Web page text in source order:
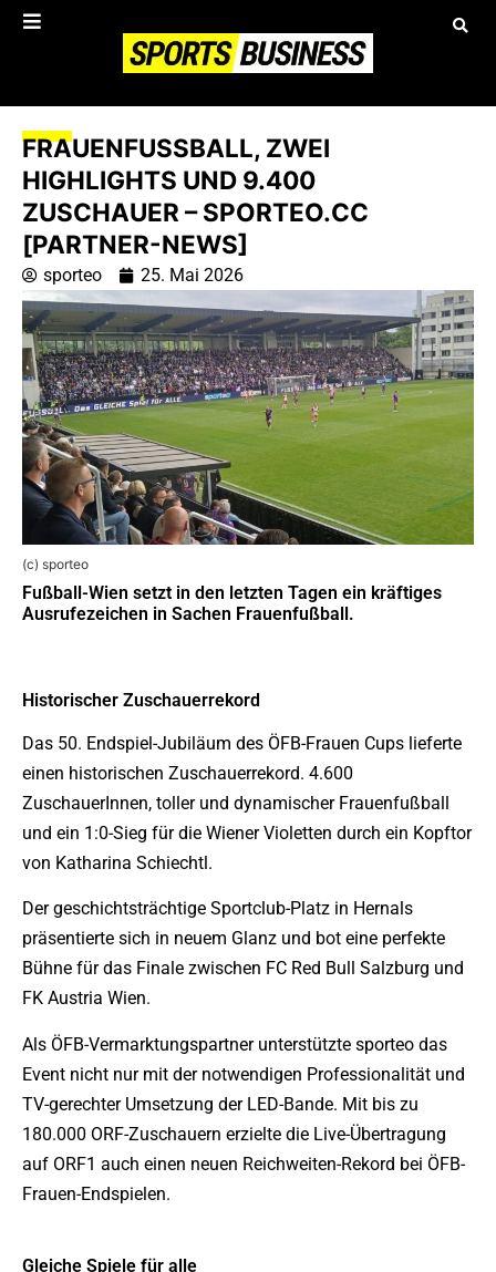
FRAUENFUSSBALL, ZWEI H
IGHLIGHTS UND 9.400 Z
USCHAUER – SPORTEO.CC [
PARTNER-NEWS]
sporteo 25. Mai 2026
(c) sporteo
Fußball-Wien setzt in den letzten Tagen ein kräftiges
Ausrufezeichen in Sachen Frauenfußball.
Historischer Zuschauerrekord
Das 50. Endspiel-Jubiläum des ÖFB-Frauen Cups lieferte
einen historischen Zuschauerrekord. 4.600
ZuschauerInnen, toller und dynamischer Frauenfußball
und ein 1:0-Sieg für die Wiener Violetten durch ein Kopftor
von Katharina Schiechtl.
Der geschichtsträchtige Sportclub-Platz in Hernals
präsentierte sich in neuem Glanz und bot eine perfekte
Bühne für das Finale zwischen FC Red Bull Salzburg und
FK Austria Wien.
Als ÖFB-Vermarktungspartner unterstützte sporteo das
Event nicht nur mit der notwendigen Professionalität und
TV-gerechter Umsetzung der LED-Bande. Mit bis zu
180.000 ORF-Zuschauern erzielte die Live-Übertragung
auf ORF1 auch einen neuen Reichweiten-Rekord bei ÖFB-
Frauen-Endspielen.
Gleiche Spiele für alle